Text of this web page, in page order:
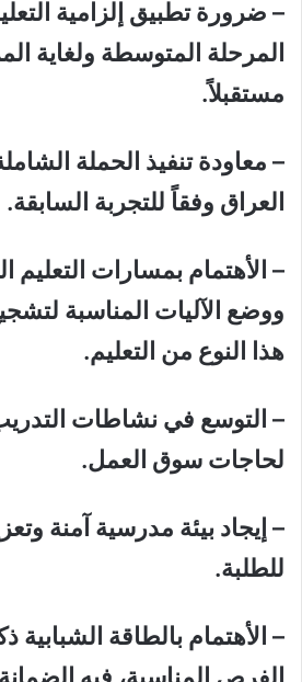
– ضرورة تطبيق إلزامية
المرحلة المتوسطة ولغاية
مستقبلاً.
– معاودة تنفيذ الحملة
العراق وفقاً للتجربة السابقة.
– الأهتمام بمسارات التعليم
ووضع الآليات المناسبة
هذا النوع من التعليم.
– التوسع في نشاطات
لحاجات سوق العمل.
– إيجاد بيئة مدرسية آمنة
للطلبة.
– الأهتمام بالطاقة الشبابية